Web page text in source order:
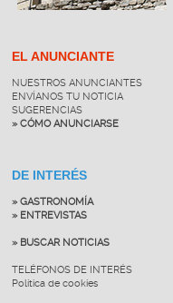
EL ANUNCIANTE
NUESTROS ANUNCIANTES
ENVÍANOS TU NOTICIA
SUGERENCIAS
» CÓMO ANUNCIARSE
DE INTERÉS
» GASTRONOMÍA
» ENTREVISTAS
» BUSCAR NOTICIAS
TELÉFONOS DE INTERÉS
Política de cookies